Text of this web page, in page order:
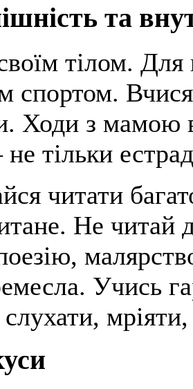
та
тілом. Для
спортом.
Ходи з мамою
тільки
читати
Не читай
Учись